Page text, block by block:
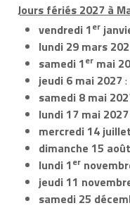
Jours fériés 2027 à
vendredi 1er
lundi 29 mars
samedi 1er mai
jeudi 6 mai 2027:
samedi 8 mai
lundi 17 mai 2027
mercredi 14
dimanche 15
lundi 1er
jeudi 11
samedi 25